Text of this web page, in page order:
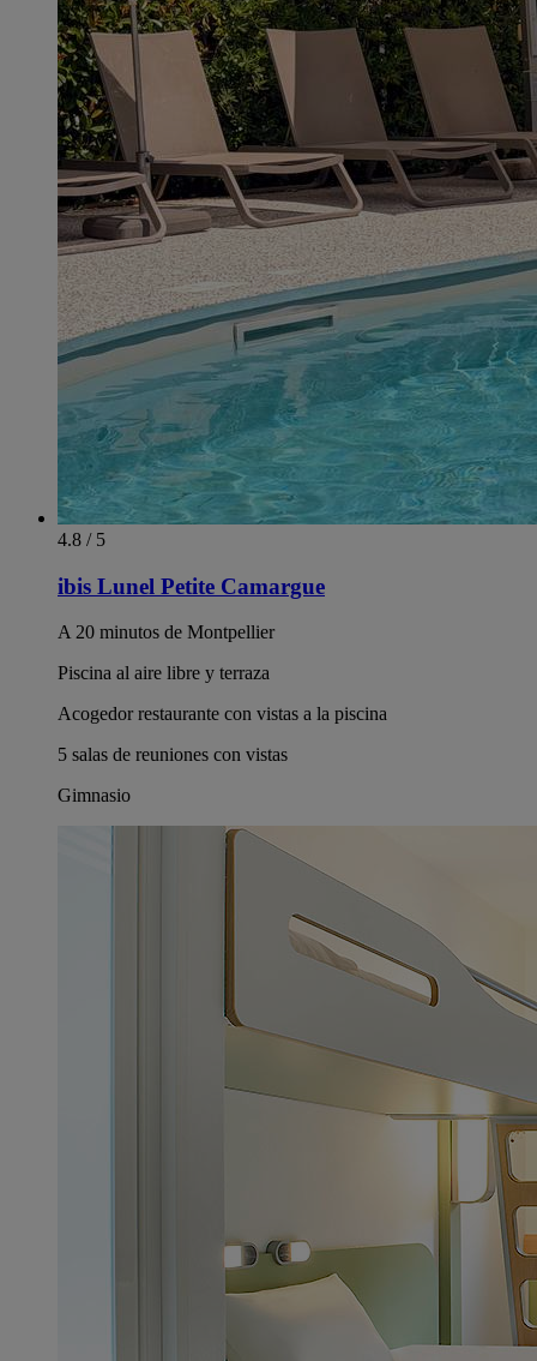
4.8 / 5
ibis Lunel Petite Camargue
A 20 minutos de Montpellier
Piscina al aire libre y terraza
Acogedor restaurante con vistas a la piscina
5 salas de reuniones con vistas
Gimnasio